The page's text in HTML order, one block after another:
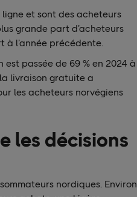
et sont des acheteurs
grande part d’acheteurs
à l’année précédente.
passée de 69 % en 2024 à
livraison gratuite a
les acheteurs norvégiens
les décisions
nordiques. Environ